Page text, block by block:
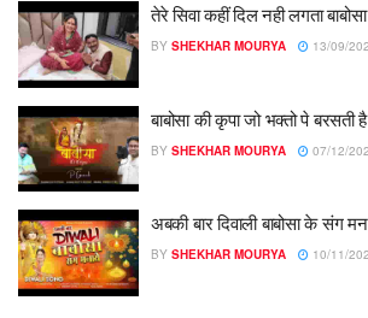
तेरे सिवा कहीं दिल नही लगता
BY SHEKHAR MOURYA 13/09/
बाबोसा की कृपा जो भक्तो पे बरसती
BY SHEKHAR MOURYA 07/12/
अबकी बार दिवाली बाबोसा के संग
BY SHEKHAR MOURYA 10/11/